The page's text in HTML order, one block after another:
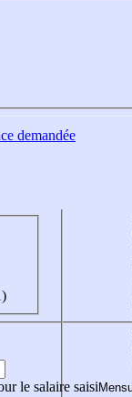
demandée
le salaire saisi